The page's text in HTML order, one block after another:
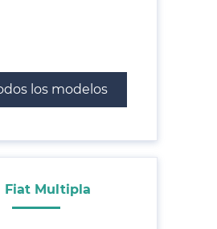
los modelos
Fiat Multipla